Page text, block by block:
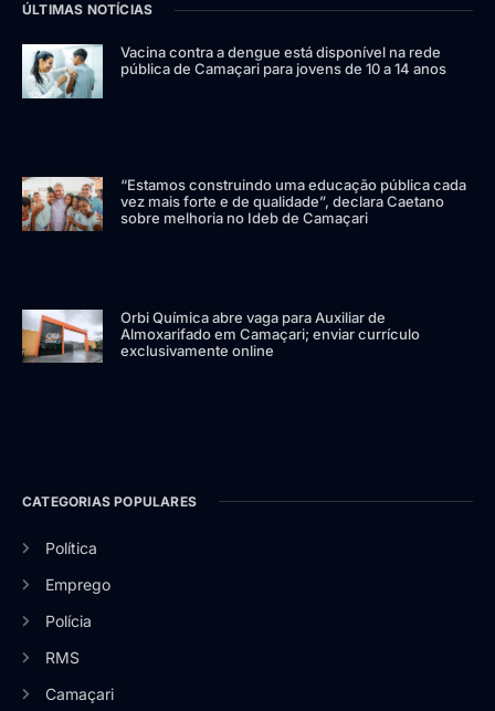
ÚLTIMAS NOTÍCIAS
Vacina contra a dengue está disponível na rede
pública de Camaçari para jovens de 10 a 14 anos
“Estamos construindo uma educação pública cada
vez mais forte e de qualidade”, declara Caetano
sobre melhoria no Ideb de Camaçari
Orbi Química abre vaga para Auxiliar de
Almoxarifado em Camaçari; enviar currículo
exclusivamente online
CATEGORIAS POPULARES
Política
Emprego
Polícia
RMS
Camaçari